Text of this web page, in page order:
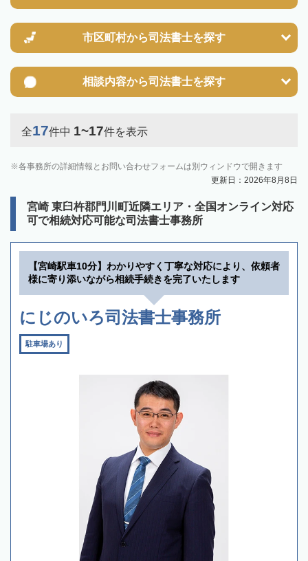
市区町村から司法書士を探す
相談内容から司法書士を探す
全17件中 1~17件を表示
各事務所の詳細情報とお問い合わせフォームは別ウィンドウで開きます
更新日：2026年8月8日
宮崎 東臼杵郡門川町近隣エリア・全国オンライン対応
可で相続対応可能な司法書士事務所
【宮崎駅車10分】わかりやすく丁寧な対応により、依頼者
様に寄り添いながら相続手続きを完了いたします
にじのいろ司法書士事務所
駐車場あり